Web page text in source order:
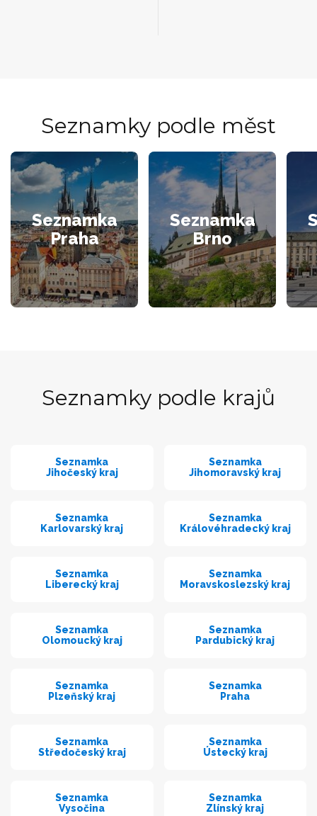
Seznamky podle měst
Seznamka
Praha
Seznamka
Brno
Seznamky podle krajů
Seznamka
Jihočeský kraj
Seznamka
Jihomoravský kraj
Seznamka
Karlovarský kraj
Seznamka
Královéhradecký kraj
Seznamka
Liberecký kraj
Seznamka
Moravskoslezský kraj
Seznamka
Olomoucký kraj
Seznamka
Pardubický kraj
Seznamka
Plzeňský kraj
Seznamka
Praha
Seznamka
Středočeský kraj
Seznamka
Ústecký kraj
Seznamka
Vysočina
Seznamka
Zlínský kraj